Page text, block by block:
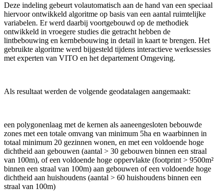
Deze indeling gebeurt volautomatisch aan de hand van een speciaal
hiervoor ontwikkeld algoritme op basis van een aantal ruimtelijke
variabelen. Er werd daarbij voortgebouwd op de methodiek
ontwikkeld in vroegere studies die getracht hebben de
lintbebouwing en kernbebouwing in detail in kaart te brengen. Het
gebruikte algoritme werd bijgesteld tijdens interactieve werksessies
met experten van VITO en het departement Omgeving.
Als resultaat werden de volgende geodatalagen aangemaakt:
een polygonenlaag met de kernen als aaneengesloten bebouwde
zones met een totale omvang van minimum 5ha en waarbinnen in
totaal minimum 20 gezinnen wonen, en met een voldoende hoge
dichtheid aan gebouwen (aantal > 30 gebouwen binnen een straal
van 100m), of een voldoende hoge oppervlakte (footprint > 9500m²
binnen een straal van 100m) aan gebouwen of een voldoende hoge
dichtheid aan huishoudens (aantal > 60 huishoudens binnen een
straal van 100m)